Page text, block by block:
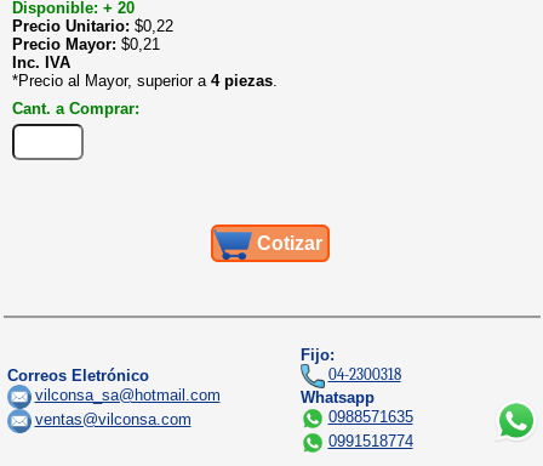
Disponible: + 20
Precio Unitario: $0,22
Precio Mayor: $0,21
Inc. IVA
*Precio al Mayor, superior a 4 piezas
Cant. a Comprar:
Cotizar
Correos Eletrónico
vilconsa_sa@hotmail.com
ventas@vilconsa.com
Fijo:
04-2300318
Whatsapp
0988571635
0991518774